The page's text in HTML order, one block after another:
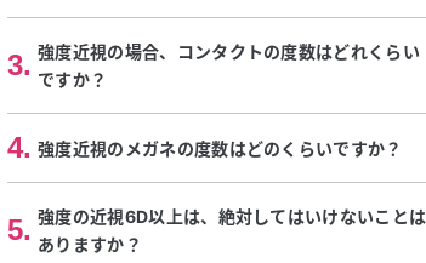
3. 強度近視の場合、コンタクトの度数はどれくらい
ですか？
4. 強度近視のメガネの度数はどのくらいですか？
5. 強度の近視6D以上は、絶対してはいけないことは
ありますか？